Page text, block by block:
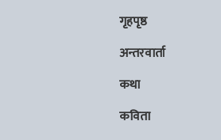
गृहपृष्ठ
अन्तरवार्ता
कथा
कविता